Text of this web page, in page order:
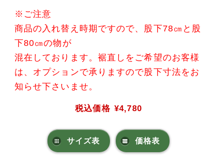
※ご注意
商品の入れ替え時期ですので、股下78㎝と股
下80㎝の物が
混在しております。裾直しをご希望のお客様
は、オプションで承りますので股下寸法をお
知らせ下さいませ。
税込価格 ¥4,780
サイズ表 価格表